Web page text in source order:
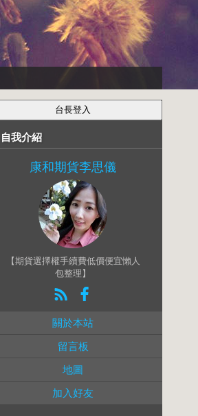
自我介紹
康和期貨李思儀
【期貨選擇權手續費低價便宜懶人
包整理】
關於本站
留言板
地圖
加入好友